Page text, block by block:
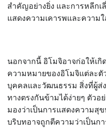
สำคัญอย่างยิ่ง และการหลีกเ
แสดงความเคารพและความใ
นอกจากนี้ อิโมจิอาจก่อให้เกิ
ความหมายของอิโมจิแต่ละตั
บุคคลและวัฒนธรรม สิ่งที่ผู้ส่
ทางตรงกันข้ามได้ง่ายๆ ตัวอ
มองว่าเป็นการแสดงความสุ
บริบทอาจถูกตีความว่าเป็นก